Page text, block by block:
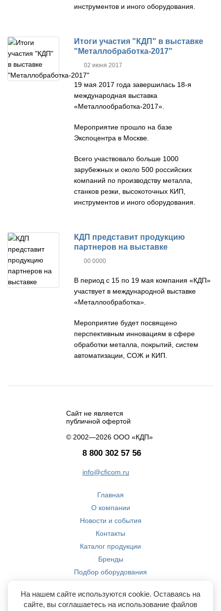
инструментов и иного оборудования.
Итоги участия "КДП" в выставке
"Металлобработка-2017"
02 июня 2017
19 мая 2017 года завершилась 18-я
международная выставка
«Металлообработка-2017».
Мероприятие прошло на базе
Экспоцентра в Москве.
Всего участвовало больше 1000
зарубежных и около 500 российских
компаний по производству металла,
станков резки, высокоточных КИП,
инструментов и иного оборудования.
КДП представит продукцию
партнеров на выставке
00 0000
В период с 15 по 19 мая компания «КДП»
участвует в международной выставке
«Металлообработка».
Мероприятие будет посвящено
перспективным инновациям в сфере
обработки металла, покрытий, систем
автоматизации, СОЖ и КИП.
Сайт не является
публичной офертой
© 2002—2026 ООО «КДП»
8 800 302 57 56
info@cficom.ru
Главная
О компании
Новости и события
Контакты
Каталог продукции
Бренды
Подбор оборудования
Компетенции
На нашем сайте используются cookie. Оставаясь на
сайте, вы соглашаетесь на использование файлов